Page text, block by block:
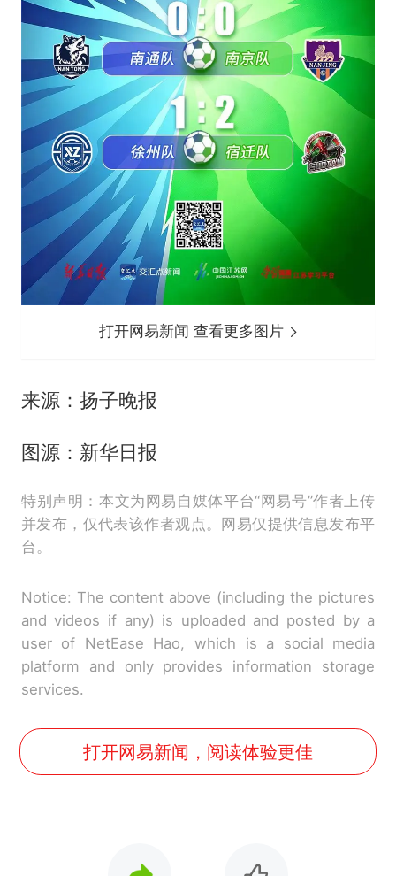
打开网易新闻 查看更多图片
来源：扬子晚报
图源：新华日报
特别声明：本文为网易自媒体平台“网易号”作者上传
并发布，仅代表该作者观点。网易仅提供信息发布平
台。
Notice: The content above (including the pictures
and videos if any) is uploaded and posted by a
user of NetEase Hao, which is a social media
platform and only provides information storage
services.
打开网易新闻，阅读体验更佳